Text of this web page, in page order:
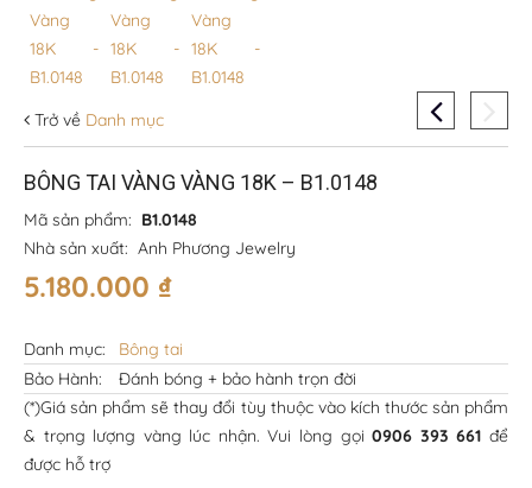
Trở về Danh mục
BÔNG TAI VÀNG VÀNG 18K – B1.0148
Mã sản phẩm: B1.0148
Nhà sản xuất: Anh Phương Jewelry
5.180.000 ₫
Danh mục:
Bông tai
Bảo Hành:
Đánh bóng + bảo hành trọn đời
(*)Giá sản phẩm sẽ thay đổi tùy thuộc vào kích thước sản phẩm
& trọng lượng vàng lúc nhận. Vui lòng gọi0906 393 661 để
được hỗ trợ